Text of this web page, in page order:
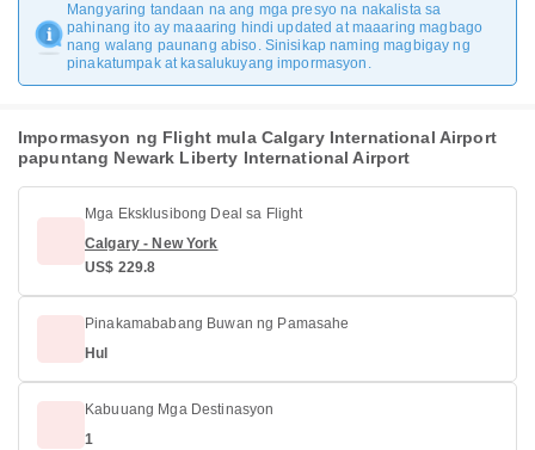
Mangyaring tandaan na ang mga presyo na nakalista sa
pahinang ito ay maaaring hindi updated at maaaring magbago
nang walang paunang abiso. Sinisikap naming magbigay ng
pinakatumpak at kasalukuyang impormasyon.
Impormasyon ng Flight mula Calgary International Airport
papuntang Newark Liberty International Airport
Mga Eksklusibong Deal sa Flight
Calgary - New York
US$ 229.8
Pinakamababang Buwan ng Pamasahe
Hul
Kabuuang Mga Destinasyon
1